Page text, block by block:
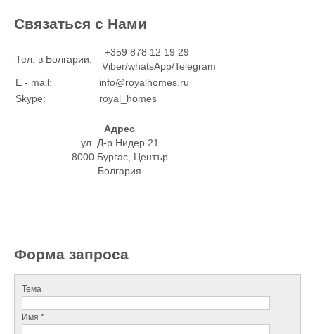
Связаться с Нами
Тел. в Болгарии:
+359 878 12 19 29
Viber/whatsApp/Telegram
E - mail:
info@royalhomes.ru
Skype:
royal_homes
Адрес
ул. Д-р Нидер 21
8000 Бургас, Център
Болгария
Форма запроса
Тема
Имя *